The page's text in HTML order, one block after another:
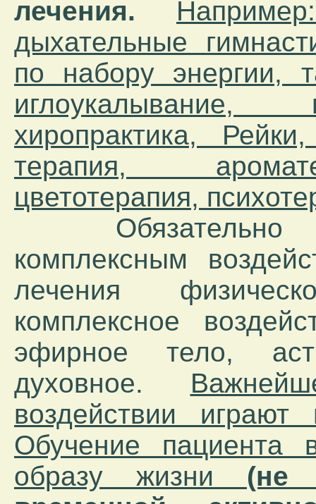
лечения.
дыхательные
по набору энергии,
иглоукалывание,
хиропрактика,
терапия,
цветотерапия,
Обязательно
комплексным
лечения
комплексное
эфирное тело,
духовное.
воздействии
Обучение пациента
образу жизни (не